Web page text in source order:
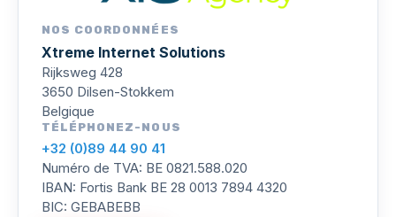
NOS COORDONNÉES
Xtreme Internet Solutions
Rijksweg 428
3650 Dilsen-Stokkem
Belgique
TÉLÉPHONEZ-NOUS
+32 (0)89 44 90 41
Numéro de TVA: BE 0821.588.020
IBAN: Fortis Bank BE 28 0013 7894 4320
BIC: GEBABEBB